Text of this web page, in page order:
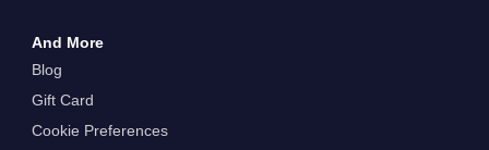
And More
Blog
Gift Card
Cookie Preferences